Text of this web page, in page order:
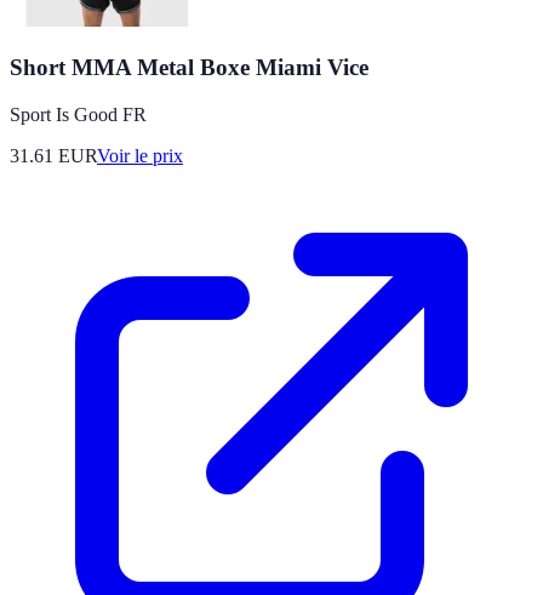
Short MMA Metal Boxe Miami Vice
Sport Is Good FR
31.61 EURVoir le prix